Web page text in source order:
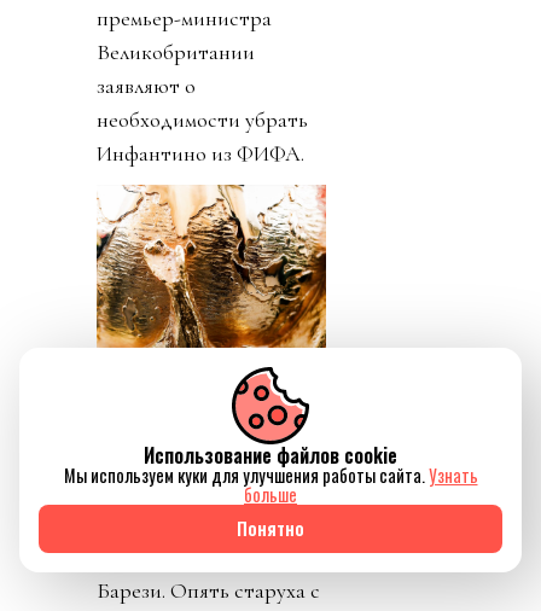
премьер-министра
Великобритании
заявляют о
необходимости убрать
Инфантино из ФИФА.
День 5. Пришли новости
о кончине Франко
Барези. Опять старуха с
Использование файлов cookie
Мы используем куки для улучшения работы сайта.Узнать
больше
Понятно